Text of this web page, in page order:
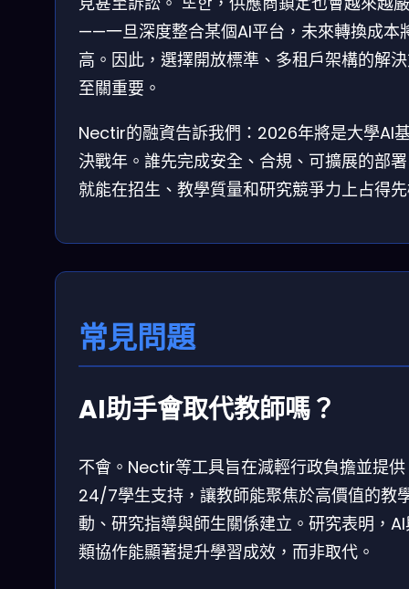
——一旦深度整合某個AI平台，未來轉換成本
高。因此，選擇開放標準、多租戶架構的解
至關重要。
Nectir的融資告訴我們：2026年將是大學AI
決戰年。誰先完成安全、合規、可擴展的部
就能在招生、教學質量和研究競爭力上占得
常見問題
AI助手會取代教師嗎？
不會。Nectir等工具旨在減輕行政負擔並提供
24/7學生支持，讓教師能聚焦於高價值的教
動、研究指導與師生關係建立。研究表明，
類協作能顯著提升學習成效，而非取代。